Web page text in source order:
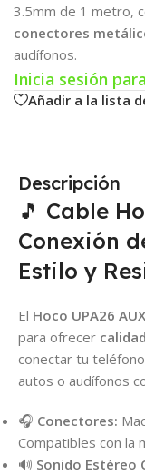
3.5mm de 1 metro,
conectores
audífonos.
Inicia sesión
Añadir a la lista
Descripción
🎵 Cable
Conexión
Estilo y
El Hoco UPA26
para ofrecer
conectar tu
autos o audífonos
🎧 Conectores:
Compatibles con la
🔊 Sonido Estéreo